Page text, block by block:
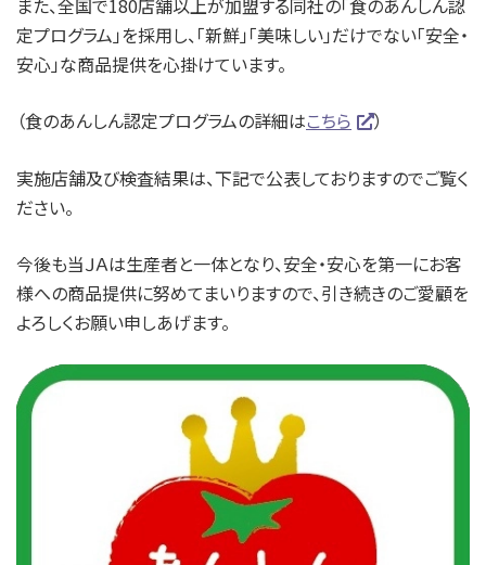
定プログラム」を採用し、「新鮮」「美味しい」だけでない「安全・
安心」な商品提供を心掛けています。
（食のあんしん認定プログラムの詳細はこちら ）
実施店舗及び検査結果は、下記で公表しておりますのでご覧く
ださい。
今後も当ＪＡは生産者と一体となり、安全・安心を第一にお客
様への商品提供に努めてまいりますので、引き続きのご愛顧を
よろしくお願い申しあげます。